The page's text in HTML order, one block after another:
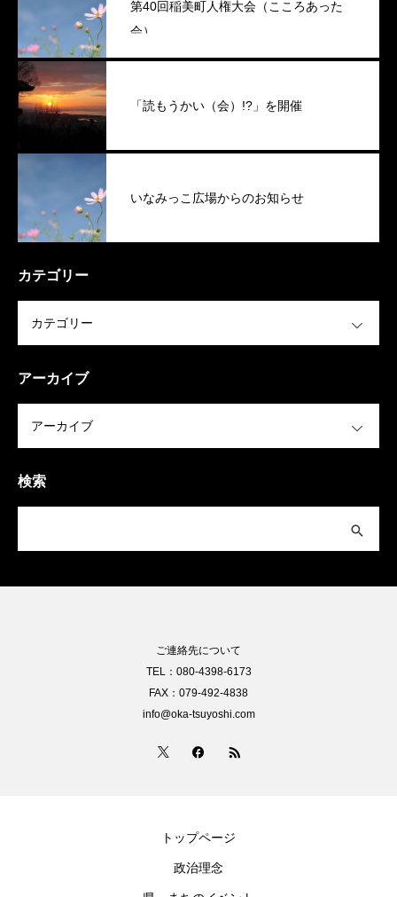
第40回稲美町人権大会（こころあった
会）
「読もうかい（会）!?」を開催
いなみっこ広場からのお知らせ
カテゴリー
アーカイブ
検索
ご連絡先について
TEL：080-4398-6173
FAX：079-492-4838
info@oka-tsuyoshi.com
トップページ
政治理念